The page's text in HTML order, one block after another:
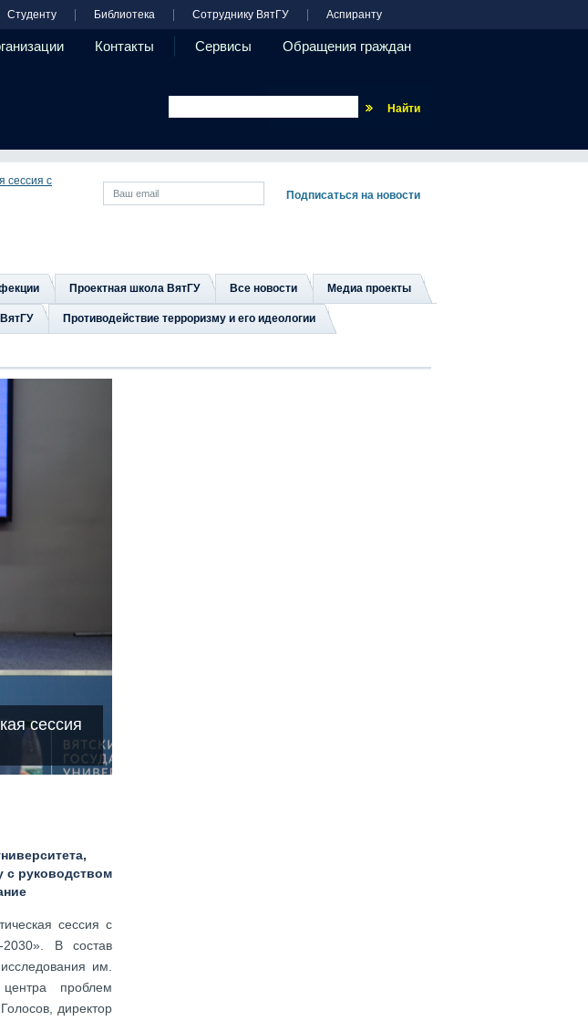
Студенту Библиотека Сотруднику ВятГУ Аспиранту
Контакты Сервисы Обращения граждан
сессия с
Проектная школа ВятГУ Все новости Медиа проекты
Противодействие терроризму и его идеологии
сессия
с руководством
сессия с
2030». В состав
им.
проблем
директор